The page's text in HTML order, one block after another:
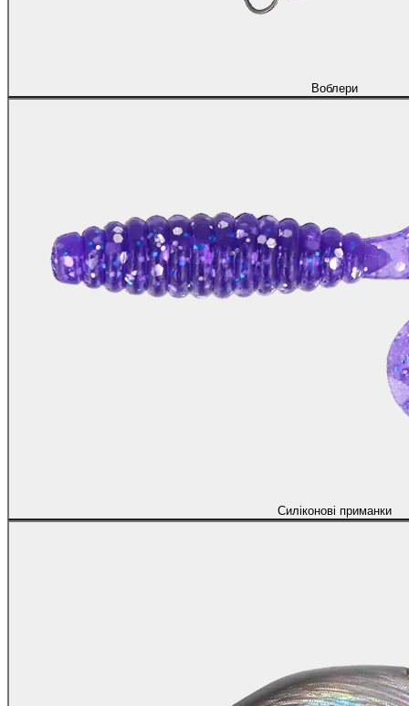
Воблери
Силіконові приманки